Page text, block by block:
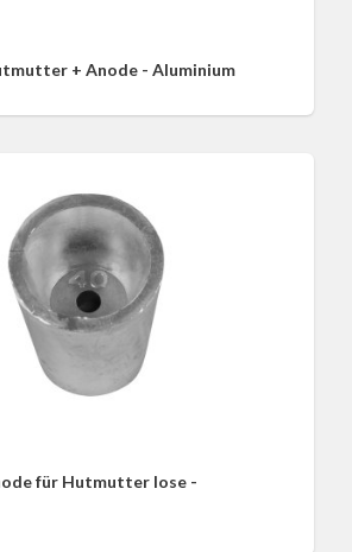
+ Anode - Aluminium
für Hutmutter lose -